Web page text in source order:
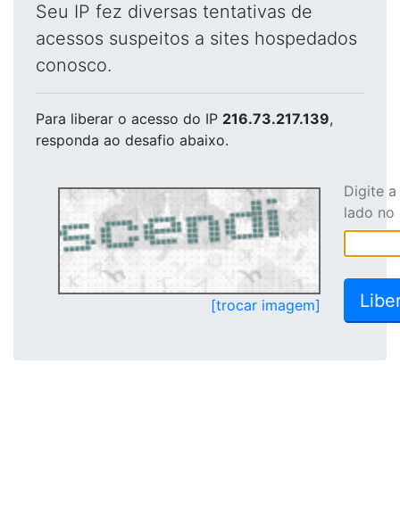
Seu IP fez diversas tentativas de
acessos suspeitos a sites hospedados
conosco.
Para liberar o acesso do IP 216.73.217.139,
responda ao desafio abaixo.
[trocar imagem]
Digite
lado no